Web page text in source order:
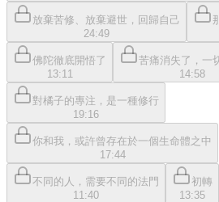
放棄苦修、放棄避世，回歸自己
24:49
佛陀徹底開悟了
13:11
苦痛消失了，一
14:58
對橘子的專注，是一種修行
19:16
你和我，或許曾存在於一個生命體之中
17:44
不同的人，需要不同的法門
11:40
初轉
13:35